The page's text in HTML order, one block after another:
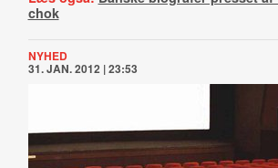
chok
NYHED
31. JAN. 2012 | 23:53